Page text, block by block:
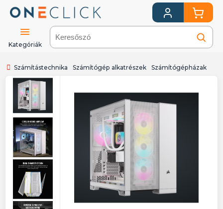
Kategóriák
Számítástechnika Számítógép alkatrészek Számítógépházak